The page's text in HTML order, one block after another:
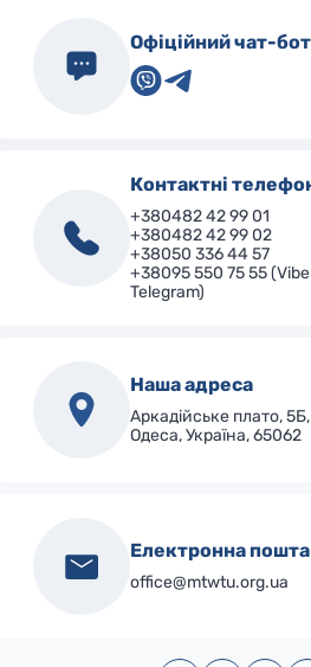
Офіційний чат-бот
Контактні
+380482 42 99 01
+380482 42 99 02
+38050 336 44 57
+38095 550 75 55
Telegram)
Наша адреса
Аркадійське плато,
Одеса, Україна, 65062
Електронна пошта
office@mtwtu.org.ua